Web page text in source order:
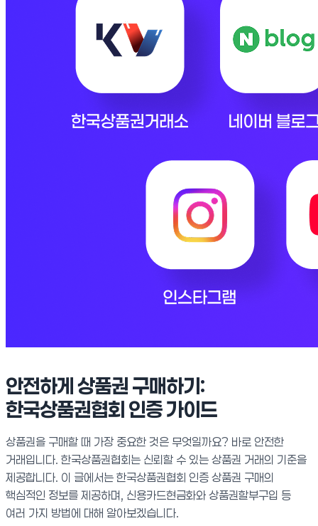
안전하게 상품권 구매하기:
한국상품권협회 인증 가이드
상품권을 구매할 때 가장 중요한 것은 무엇일까요? 바로 안전한
거래입니다. 한국상품권협회는 신뢰할 수 있는 상품권 거래의 기준을
제공합니다. 이 글에서는 한국상품권협회 인증 상품권 구매의
핵심적인 정보를 제공하며, 신용카드현금화와 상품권할부구입 등
여러 가지 방법에 대해 알아보겠습니다.